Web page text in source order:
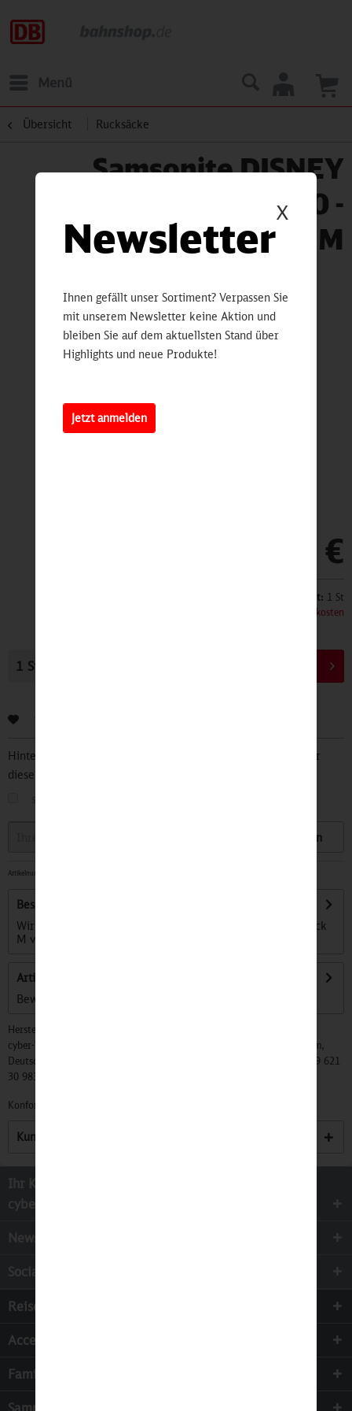
Menü
Übersicht Rucksäcke
Samsonite DISNEY
ULTIMATE 2.0 -
Backpack M
69,00 €
Inhalt: 1 St
zzgl. Versandkosten
Hinterlegen Sie Ihre Email Adresse und bleiben Sie stets über
diesen Artikel informiert.
Speichern
Artikelnummer:
Beschreibung
Wir stellen den Samsonite DISNEY ULTIMATE 2.0 - Backpack
M vor. Dieser leichte und robuste...
Artikel bewerten
Bewertungen lesen, schreiben und diskutieren...
Hersteller:
cyber-Wear Heidelberg GmbH, Elsa-Brändström-Str. 4, 68229 Mannheim,
Deutschland, Info@mycybergroup.com, https://mycybergroup.com, +49 621
30 983 0
Konformitätserklärungen zu unseren Produkten finden Sie
Kunden haben sich ebenfalls angesehen
Ihr Kontakt zur
cyber-Wear Heidelberg GmbH
Newsletter
Socialmedia
Reisen
Accessoires
Familie & Kinder
Sammeln
X
Newsletter
Ihnen gefällt unser Sortiment? Verpassen Sie
mit unserem Newsletter keine Aktion und
bleiben Sie auf dem aktuellsten Stand über
Highlights und neue Produkte!
Jetzt anmelden